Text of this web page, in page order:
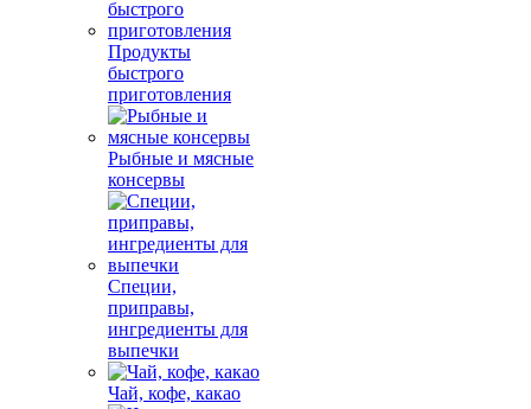
Продукты
быстрого
приготовления
Рыбные и мясные
консервы
Специи,
приправы,
ингредиенты для
выпечки
Чай, кофе, какао